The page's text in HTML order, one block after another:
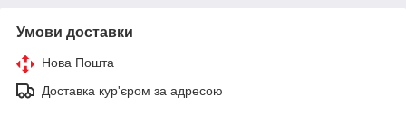
Умови доставки
Нова Пошта
Доставка кур'єром за адресою